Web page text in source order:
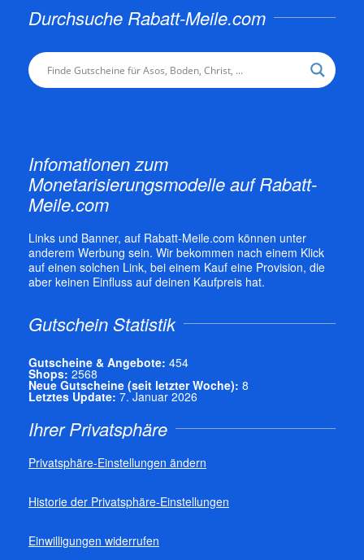
Durchsuche Rabatt-Meile.com
Infomationen zum
Monetarisierungsmodelle auf Rabatt-
Meile.com
Links und Banner, auf Rabatt-Meile.com können unter
anderem Werbung sein. Wir bekommen nach einem Klick
auf einen solchen Link, bei einem Kauf eine Provision, die
aber keinen Einfluss auf deinen Kaufpreis hat.
Gutschein Statistik
Gutscheine & Angebote: 454
Shops: 2568
Neue Gutscheine (seit letzter Woche): 8
Letztes Update: 7. Januar 2026
Ihrer Privatsphäre
Privatsphäre-Einstellungen ändern
Historie der Privatsphäre-Einstellungen
Einwilligungen widerrufen